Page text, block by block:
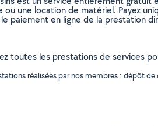
une location de matériel. Payez
paiement en ligne de la prestation
toutes les prestations de services
réalisées par nos membres : dépôt